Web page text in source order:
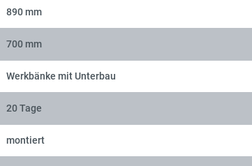
890 mm
700 mm
Werkbänke mit Unterbau
20 Tage
montiert